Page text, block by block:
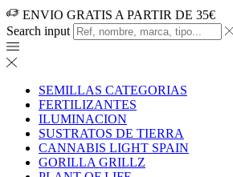
ENVIO GRATIS A PARTIR DE 35€
Search input
SEMILLAS CATEGORIAS
FERTILIZANTES
ILUMINACION
SUSTRATOS DE TIERRA
CANNABIS LIGHT SPAIN
GORILLA GRILLZ